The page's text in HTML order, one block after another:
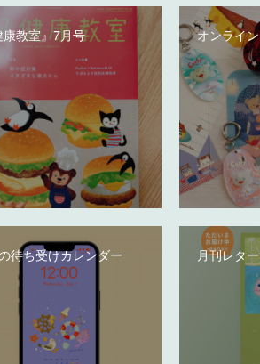
康教室』7月号 オンライ
待ち受けカレンダー 月刊レタ